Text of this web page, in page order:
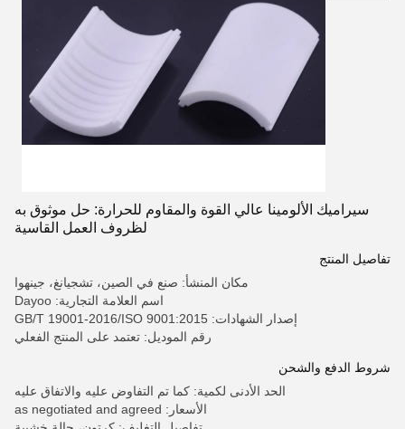
سيراميك الألومينا عالي القوة والمقاوم للحرارة: حل موثوق به
لظروف العمل القاسية
تفاصيل المنتج
مكان المنشأ: صنع في الصين، تشجيانغ، جينهوا
اسم العلامة التجارية: Dayoo
إصدار الشهادات: GB/T 19001-2016/ISO 9001:2015
رقم الموديل: تعتمد على المنتج الفعلي
شروط الدفع والشحن
الحد الأدنى لكمية: كما تم التفاوض عليه والاتفاق عليه
الأسعار: as negotiated and agreed